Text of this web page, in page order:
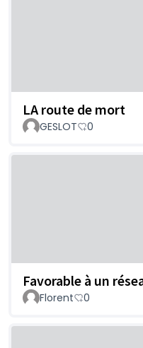
LA route de mort
GESLOT 0
Favorable à un
Florent 0